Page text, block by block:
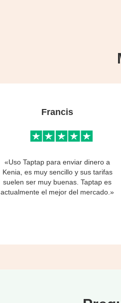
Francis
«Uso Taptap para enviar dinero a
Kenia, es muy sencillo y sus tarifas
suelen ser muy buenas. Taptap es
actualmente el mejor del mercado.»